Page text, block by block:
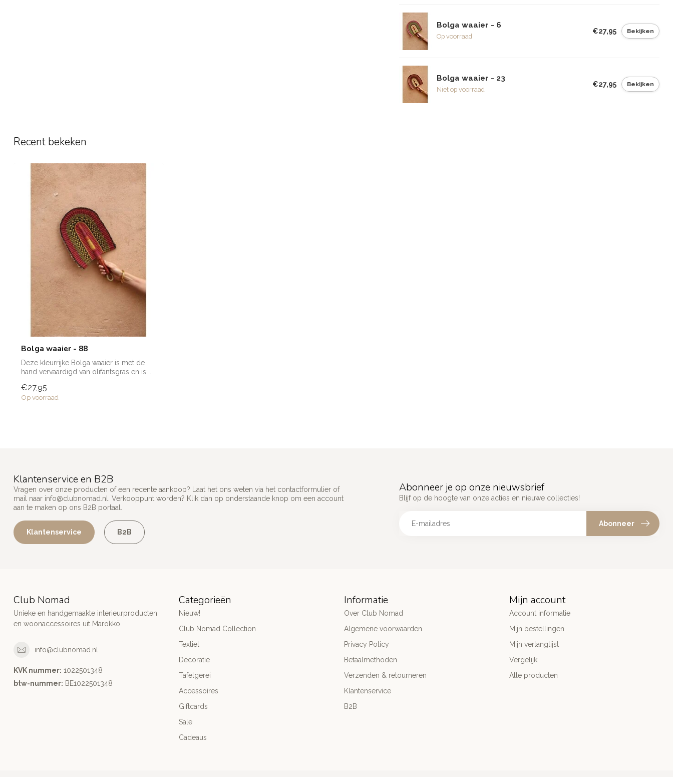
Bolga waaier - 6
Op voorraad
€27,95 Bekijken
Bolga waaier - 23
Niet op voorraad
€27,95 Bekijken
Recent bekeken
Bolga waaier - 88
Deze kleurrijke Bolga waaier is met de
hand vervaardigd van olifantsgras en is ...
€27,95
Op voorraad
Klantenservice en B2B
Vragen over onze producten of een recente aankoop? Laat het ons weten via het contactformulier of
mail naar info@clubnomad.nl. Verkooppunt worden? Klik dan op onderstaande knop om een account
aan te maken op ons B2B portaal.
Klantenservice B2B
Abonneer je op onze nieuwsbrief
Blijf op de hoogte van onze acties en nieuwe collecties!
Abonneer
Club Nomad
Unieke en handgemaakte interieurproducten
en woonaccessoires uit Marokko
info@clubnomad.nl
KVK nummer: 1022501348
btw-nummer: BE1022501348
Categorieën
Nieuw!
Club Nomad Collection
Textiel
Decoratie
Tafelgerei
Accessoires
Giftcards
Sale
Cadeaus
Informatie
Over Club Nomad
Algemene voorwaarden
Privacy Policy
Betaalmethoden
Verzenden & retourneren
Klantenservice
B2B
Mijn account
Account informatie
Mijn bestellingen
Mijn verlanglijst
Vergelijk
Alle producten